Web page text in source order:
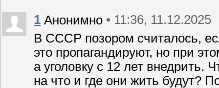
1 Анонимно • 11:36, 11.12.2025
В СССР позором считалось,
это пропагандируют, но при
а уголовку с 12 лет внедрить.
на что и где они жить будут?